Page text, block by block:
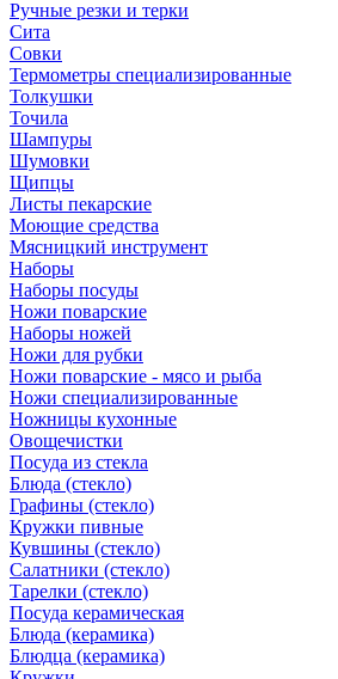
Ручные резки и терки
Сита
Совки
Термометры специализированные
Толкушки
Точила
Шампуры
Шумовки
Щипцы
Листы пекарские
Моющие средства
Мясницкий инструмент
Наборы
Наборы посуды
Ножи поварские
Наборы ножей
Ножи для рубки
Ножи поварские - мясо и рыба
Ножи специализированные
Ножницы кухонные
Овощечистки
Посуда из стекла
Блюда (стекло)
Графины (стекло)
Кружки пивные
Кувшины (стекло)
Салатники (стекло)
Тарелки (стекло)
Посуда керамическая
Блюда (керамика)
Блюдца (керамика)